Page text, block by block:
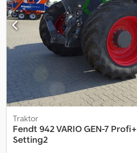
Traktor
Fendt 942 VARIO GEN-7 Profi+
Setting2